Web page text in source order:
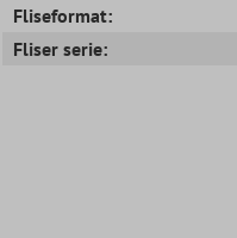
Fliseformat:
Fliser serie: